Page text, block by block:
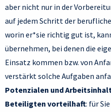
aber nicht nur in der
auf jedem Schritt der
worin er*sie richtig gut ist,
übernehmen, bei denen die
Einsatz kommen bzw. von
verstärkt solche Aufgaben
Potenzialen und
Beteiligten vorteilhaft: für